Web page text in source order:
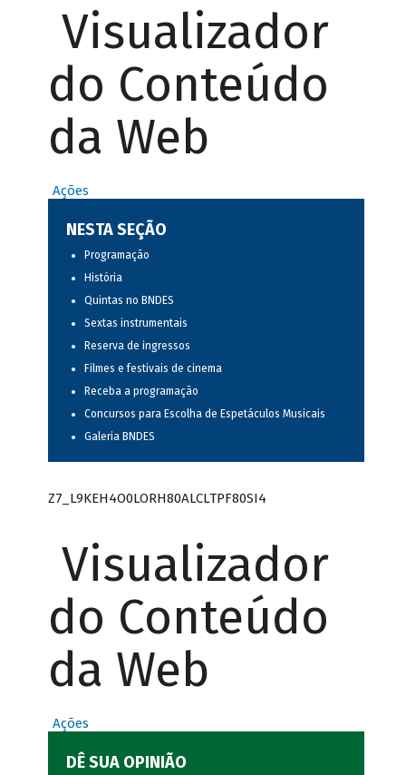
Visualizador
do Conteúdo
da Web
Ações
NESTA SEÇÃO
Programação
História
Quintas no BNDES
Sextas instrumentais
Reserva de ingressos
Filmes e festivais de cinema
Receba a programação
Concursos para Escolha de Espetáculos Musicais
Galeria BNDES
Z7_L9KEH4O0LORH80ALCLTPF80SI4
Visualizador
do Conteúdo
da Web
Ações
DÊ SUA OPINIÃO